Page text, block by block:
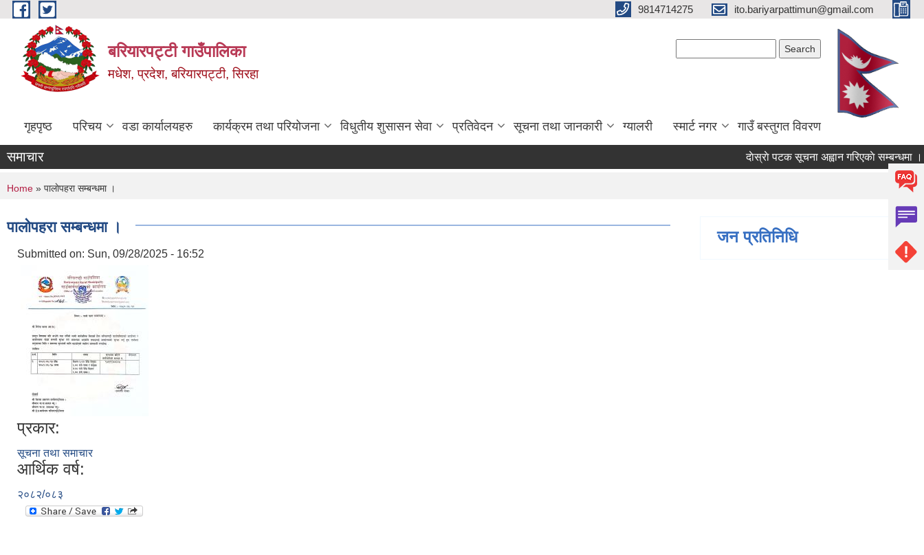
Skip to main content 9814714275 ito.bariyarpattimun@gmail.com
बरियारपट्टी गाउँपालिका
मधेश, प्रदेश, बरियारपट्टी, सिरहा
गृहपृष्ठ परिचय वडा कार्यालयहरु कार्यक्रम तथा परियोजना विधुतीय शुसासन सेवा प्रतिवेदन सूचना तथा जानकारी ग्यालरी स्मार्ट नगर गाउँ बस्तुगत विवरण
समाचार दाेस्राे पटक सूचना अह्वान गरिएकाे सम्बन्धमा ।
You are here
Home » पालाेपहरा सम्बन्धमा ।
पालाेपहरा सम्बन्धमा ।
Submitted on: Sun, 09/28/2025 - 16:52
प्रकार:
सूचना तथा समाचार
आर्थिक वर्ष:
२०८२/०८३
जन प्रतिनिधि